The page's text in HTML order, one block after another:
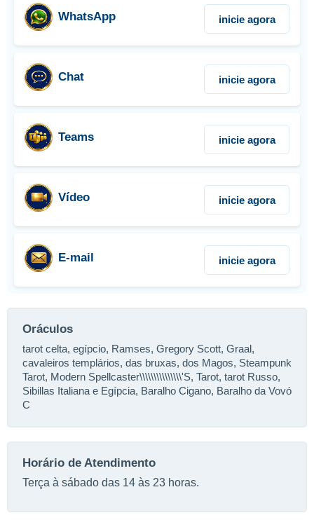
WhatsApp inicie agora
Chat inicie agora
Teams inicie agora
Vídeo inicie agora
E-mail inicie agora
Oráculos
tarot celta, egípcio, Ramses, Gregory Scott, Graal,
cavaleiros templários, das bruxas, dos Magos, Steampunk
Tarot, Modern Spellcaster\\\\\\\\\\\\\\\'S, Tarot, tarot Russo,
Sibillas Italiana e Egípcia, Baralho Cigano, Baralho da Vovó
C
Horário de Atendimento
Terça à sábado das 14 às 23 horas.